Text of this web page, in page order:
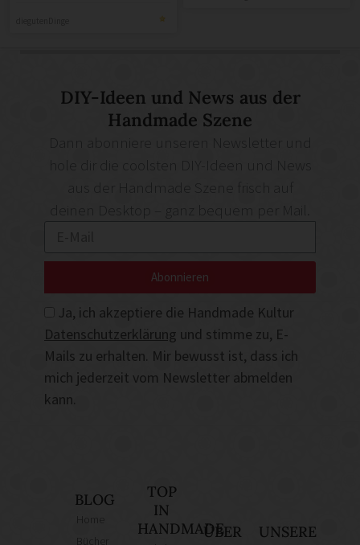
DIY-Ideen und News aus der
Handmade Szene
deinen Desktop – ganz bequem per Mail.
Ja, ich akzeptiere die Handmade Kultur
Datenschutzerklärung und stimme zu, E-
Mails zu erhalten. Mir bewusst ist, dass ich
mich jederzeit vom Newsletter abmelden
kann.
Abonnieren
BLOG
TOP
IN
HANDMADEÜBER
UNSERE